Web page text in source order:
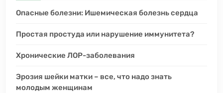
Опасные болезни: Ишемическая болезнь сердца
Простая простуда или нарушение иммунитета?
Хронические ЛОР-заболевания
Эрозия шейки матки – все, что надо знать
молодым женщинам